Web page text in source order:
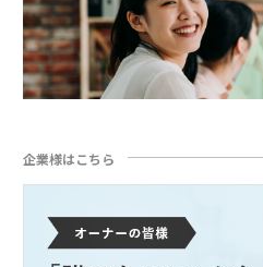
企業様はこちら